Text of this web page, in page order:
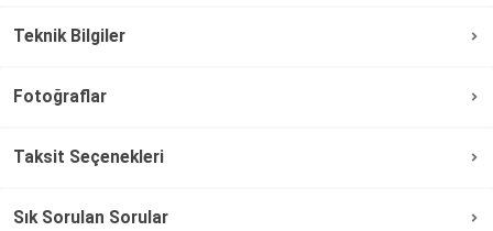
Teknik Bilgiler
Fotoğraflar
Taksit Seçenekleri
Sık Sorulan Sorular